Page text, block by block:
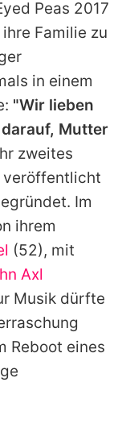
Peas 2017
Familie zu
in einem
"Wir lieben
Mutter
zweites
veröffentlicht
Im
ihrem
(52), mit
Axl
Musik dürfte
Reboot eines